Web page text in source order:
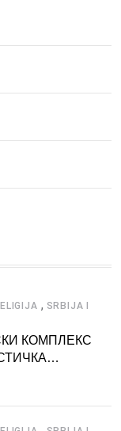
, SRBIJA I
КОМПЛЕКС